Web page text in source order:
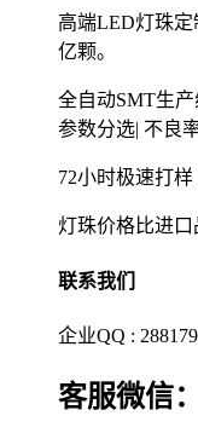
高端LED灯珠定
亿颗。
全自动SMT生
参数分选| 不良
72小时极速打
灯珠价格比进口
联系我们
企业QQ :
客服微信